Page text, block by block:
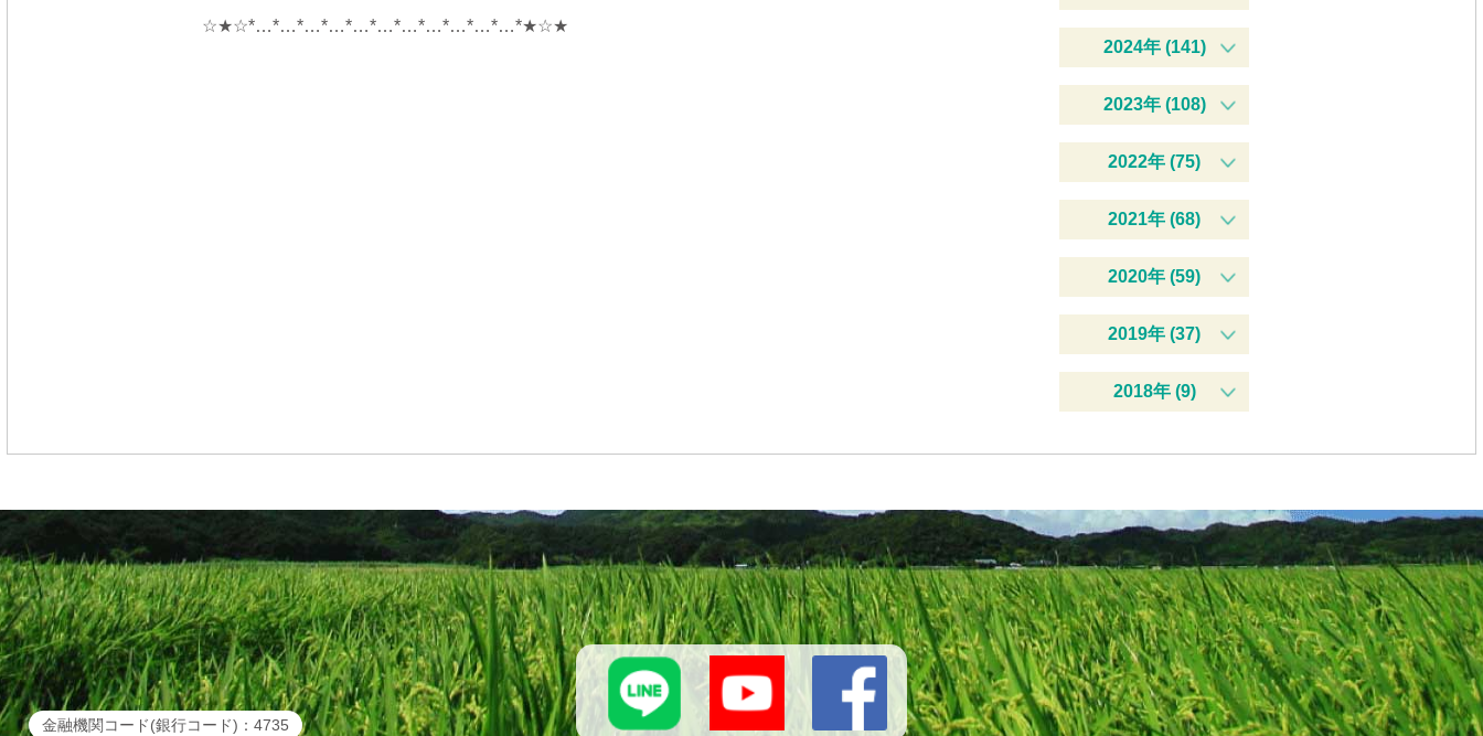
☆★☆*…*…*…*…*…*…*…*…*…*…*…*★☆★
2024年 (141)
2023年 (108)
2022年 (75)
2021年 (68)
2020年 (59)
2019年 (37)
2018年 (9)
金融機関コード(銀行コード)：4735